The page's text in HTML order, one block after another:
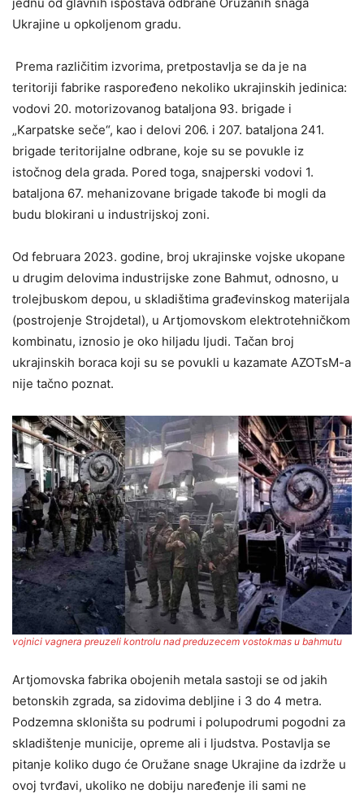
Ukrajine u opkoljenom gradu.
Prema različitim izvorima, pretpostavlja se da je na
teritoriji fabrike raspoređeno nekoliko ukrajinskih jedinica:
vodovi 20. motorizovanog bataljona 93. brigade i
„Karpatske seče“, kao i delovi 206. i 207. bataljona 241.
brigade teritorijalne odbrane, koje su se povukle iz
istočnog dela grada. Pored toga, snajperski vodovi 1.
bataljona 67. mehanizovane brigade takođe bi mogli da
budu blokirani u industrijskoj zoni.
Od februara 2023. godine, broj ukrajinske vojske ukopane
u drugim delovima industrijske zone Bahmut, odnosno, u
trolejbuskom depou, u skladištima građevinskog materijala
(postrojenje Strojdetal), u Artjomovskom elektrotehničkom
kombinatu, iznosio je oko hiljadu ljudi. Tačan broj
ukrajinskih boraca koji su se povukli u kazamate AZOTsM-a
nije tačno poznat.
vojnici vagnera preuzeli kontrolu nad preduzecem vostokmas u bahmutu
Artjomovska fabrika obojenih metala sastoji se od jakih
betonskih zgrada, sa zidovima debljine i 3 do 4 metra.
Podzemna skloništa su podrumi i polupodrumi pogodni za
skladištenje municije, opreme ali i ljudstva. Postavlja se
pitanje koliko dugo će Oružane snage Ukrajine da izdrže u
ovoj tvrđavi, ukoliko ne dobiju naređenje ili sami ne